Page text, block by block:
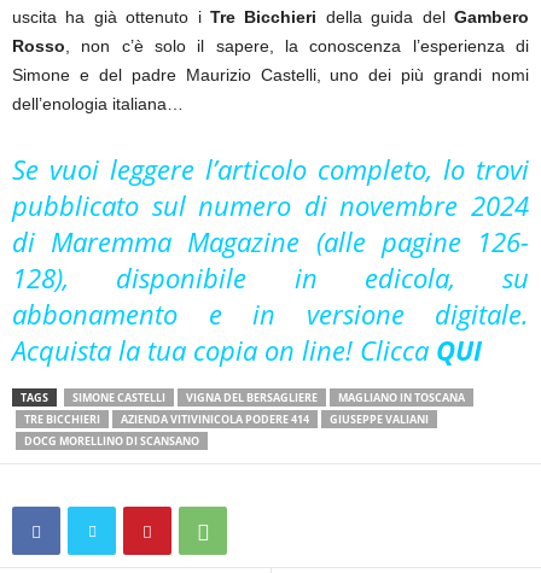
uscita ha già ottenuto i Tre Bicchieri della guida delGambero
Rosso , non c’è solo il sapere, la conoscenza l’esperienza di
Simone e del padre Maurizio Castelli, uno dei più grandi nomi
dell’enologia italiana…
Se vuoi leggere l’articolo completo, lo trovi
pubblicato sul numero di novembre 2024
di Maremma Magazine (alle pagine 126-
128), disponibile in edicola, su
abbonamento e in versione digitale.
Acquista la tua copia on line! Clicca QUI
TAGS SIMONE CASTELLI VIGNA DEL BERSAGLIERE
MAGLIANO IN TOSCANA
TRE BICCHIERI
AZIENDA VITIVINICOLA PODERE 414
GIUSEPPE VALIANI
DOCG MORELLINO DI SCANSANO